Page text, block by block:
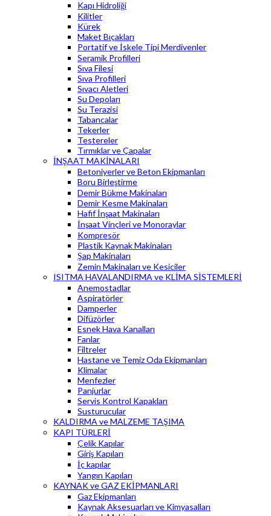
Kapı Hidroliği
Kilitler
Kürek
Maket Bıçakları
Portatif ve İskele Tipi Merdivenler
Seramik Profilleri
Sıva Filesi
Sıva Profilleri
Sıvacı Aletleri
Su Depoları
Su Terazisi
Tabancalar
Tekerler
Testereler
Tırmıklar ve Çapalar
İNŞAAT MAKİNALARI
Betoniyerler ve Beton Ekipmanları
Boru Birleştirme
Demir Bükme Makinaları
Demir Kesme Makinaları
Hafif İnşaat Makinaları
İnşaat Vinçleri ve Monoraylar
Kompresör
Plastik Kaynak Makinaları
Şap Makinaları
Zemin Makinaları ve Kesiciler
ISITMA HAVALANDIRMA ve KLİMA SİSTEMLERİ
Anemostadlar
Aspiratörler
Damperler
Difüzörler
Esnek Hava Kanalları
Fanlar
Filtreler
Hastane ve Temiz Oda Ekipmanları
Klimalar
Menfezler
Panjurlar
Servis Kontrol Kapakları
Susturucular
KALDIRMA ve MALZEME TAŞIMA
KAPI TÜRLERİ
Çelik Kapılar
Giriş Kapıları
İç kapılar
Yangın Kapıları
KAYNAK ve GAZ EKİPMANLARI
Gaz Ekipmanları
Kaynak Aksesuarları ve Kimyasalları